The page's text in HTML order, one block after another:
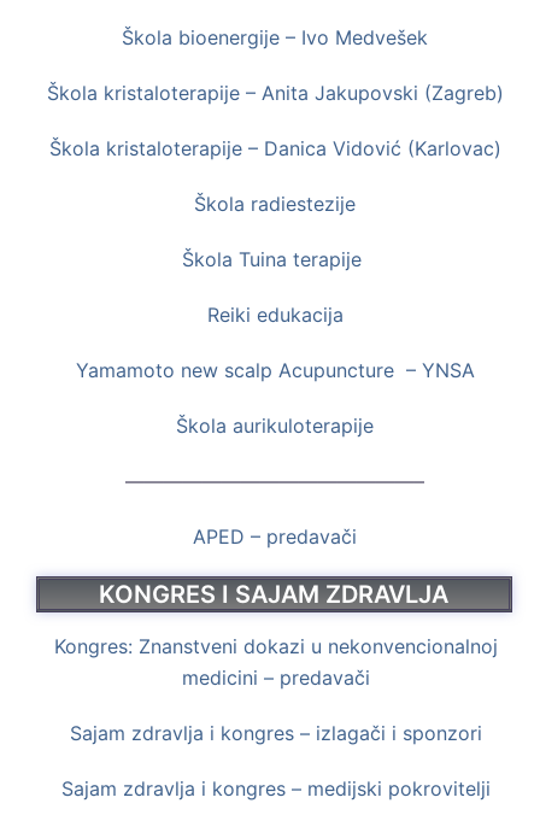
Škola bioenergije – Ivo Medvešek
Škola kristaloterapije – Anita Jakupovski (Zagreb)
Škola kristaloterapije – Danica Vidović (Karlovac)
Škola radiestezije
Škola Tuina terapije
Reiki edukacija
Yamamoto new scalp Acupuncture – YNSA
Škola aurikuloterapije
———————————————–
APED – predavači
KONGRES I SAJAM ZDRAVLJA
Kongres: Znanstveni dokazi u nekonvencionalnoj
medicini – predavači
Sajam zdravlja i kongres – izlagači i sponzori
Sajam zdravlja i kongres – medijski pokrovitelji